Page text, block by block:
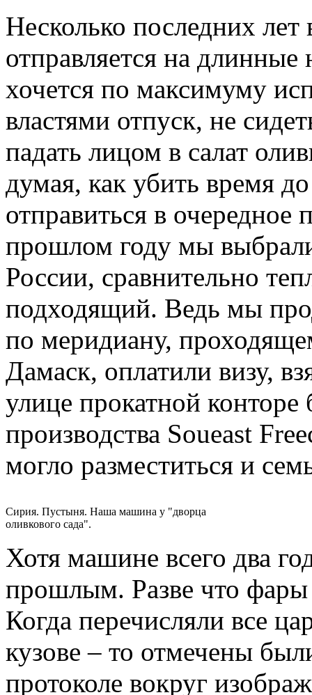
Несколько последних лет
отправляется на
хочется по максимуму
властями отпуск, не
падать лицом в салат
думая, как убить время
отправиться в очередное
прошлом году мы
России, сравнительно
подходящий. Ведь мы
по меридиану,
Дамаск, оплатили визу,
улице прокатной
производства Soueast
могло разместиться и
Сирия. Пустыня. Наша машина у "дворца
оливкового сада".
Хотя машине всего два
прошлым. Разве что фары
Когда перечисляли все
кузове – то отмечены
протоколе вокруг